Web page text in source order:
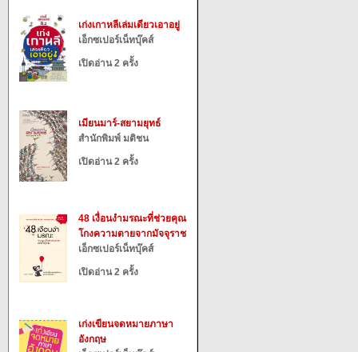
เก่งเกาหลีเล่มเดียวเอาอยู่
เอ็กซเปอร์เน็ทบุ๊คส์
เปิดอ่าน 2 ครั้ง
เมียนมาร์-สยามยุทธ์
สำนักพิมพ์ มติชน
เปิดอ่าน 2 ครั้ง
48 เงื่อนงำมรณะที่ช่วยคุณ
โกงความตายจากมัจจุราช
เอ็กซเปอร์เน็ทบุ๊คส์
เปิดอ่าน 2 ครั้ง
เก่งเขียนจดหมายภาษา
อังกฤษ